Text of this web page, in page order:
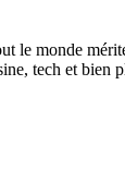
le monde
tech et bien